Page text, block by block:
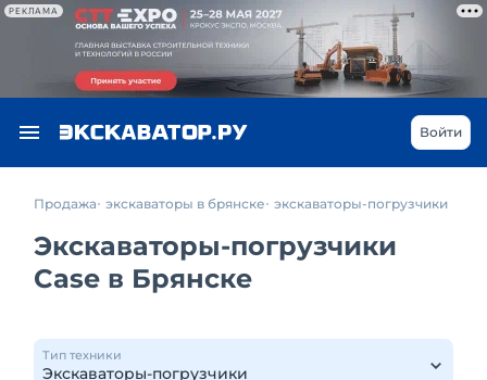
РЕКЛАМА
Войти
Продажа экскаваторы в брянске экскаваторы-погрузчики
Экскаваторы-погрузчики
Case в Брянске
Тип техники